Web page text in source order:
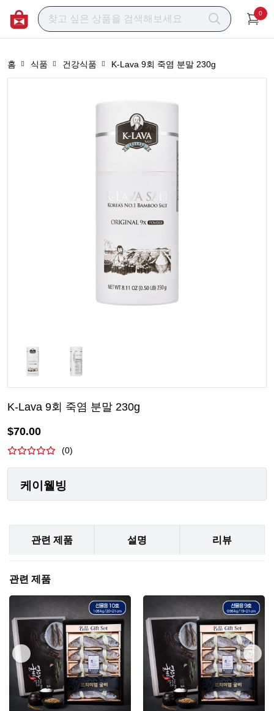
0
홈 식품 건강식품 K-Lava 9회 죽염 분말 230g
K-Lava 9회 죽염 분말 230g
$70.00
(0)
케이웰빙
관련 제품 설명 리뷰
관련 제품